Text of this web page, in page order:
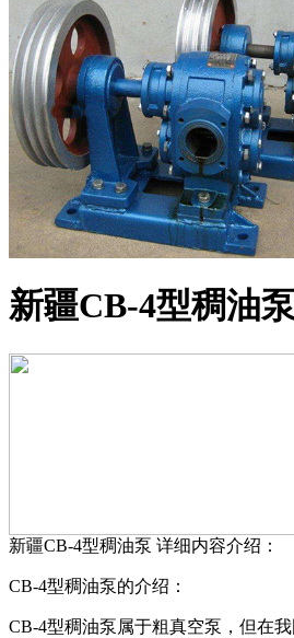
新疆CB-4型稠油泵
新疆CB-4型稠油泵 详细内容介绍：
CB-4型稠油泵的介绍：
CB-4型稠油泵属于粗真空泵，但在